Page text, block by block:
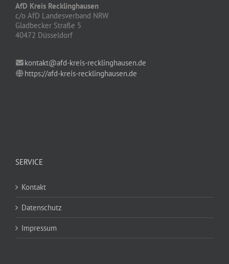
AfD Kreis Recklinghausen
c/o AfD Landesverband NRW
Gladbecker Straße 5
40472 Düsseldorf
kontakt@afd-kreis-recklinghausen.de
https://afd-kreis-recklinghausen.de
SERVICE
Kontakt
Datenschutz
Impressum